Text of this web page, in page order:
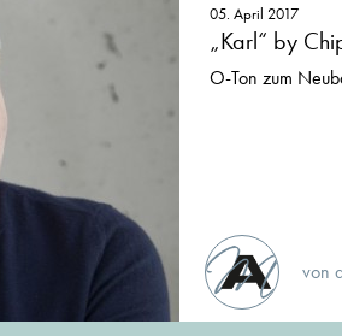
05. April 2017
„Karl“ by
O-Ton zum
von